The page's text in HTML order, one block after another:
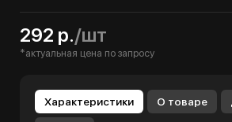
292 р./шт
*актуальная цена по запросу
Характеристики О товаре